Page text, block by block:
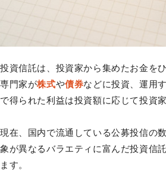
投資信託は、投資家から集めたお金を
専門家が株式や債券などに投資、運用
で得られた利益は投資額に応じて投資
現在、国内で流通している公募投信の
象が異なるバラエティに富んだ投資信
ます。